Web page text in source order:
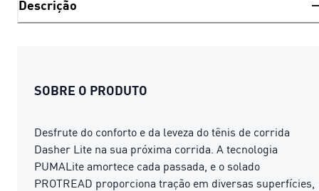
Descrição
SOBRE O PRODUTO
Desfrute do conforto e da leveza do tênis de corrida
Dasher Lite na sua próxima corrida. A tecnologia
PUMALite amortece cada passada, e o solado
PROTREAD proporciona tração em diversas superfícies,